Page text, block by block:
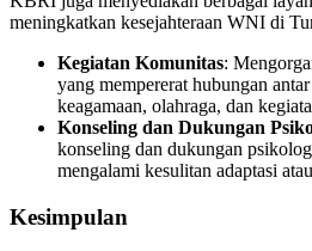
meningkatkan kesejahteraan WNI di
Kegiatan Komunitas:
yang mempererat hubungan
keagamaan, olahraga, dan
Konseling dan Dukungan
konseling dan dukungan
mengalami kesulitan adaptasi
Kesimpulan